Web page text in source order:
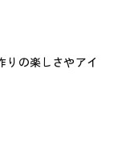
りの楽しさやアイ